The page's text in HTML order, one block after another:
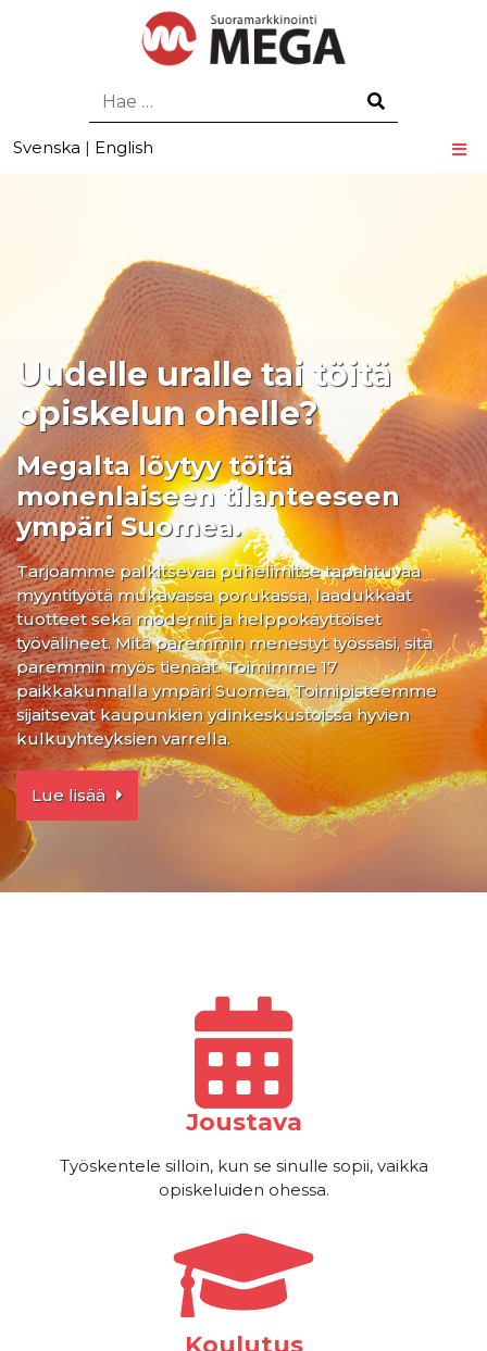
Hae
Svenska | English
Uudelle uralle tai töitä
opiskelun ohelle?
Megalta löytyy töitä
monenlaiseen tilanteeseen
ympäri Suomea.
Tarjoamme palkitsevaa puhelimitse tapahtuvaa
myyntityötä mukavassa porukassa, laadukkaat
tuotteet sekä modernit ja helppokäyttöiset
työvälineet. Mitä paremmin menestyt työssäsi, sitä
paremmin myös tienaat. Toimimme 17
paikkakunnalla ympäri Suomea. Toimipisteemme
sijaitsevat kaupunkien ydinkeskustoissa hyvien
kulkuyhteyksien varrella.
Lue lisää
Joustava
Työskentele silloin, kun se sinulle sopii, vaikka
opiskeluiden ohessa.
Koulutus